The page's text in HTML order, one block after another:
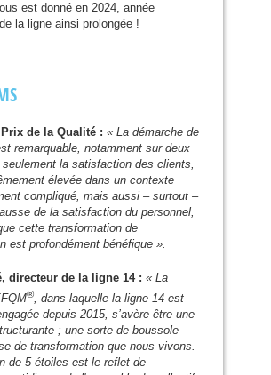
est donné en 2024, année
la ligne ainsi prolongée !
de la Qualité : « La démarche de
remarquable, notamment sur deux
la satisfaction des clients,
élevée dans un contexte
compliqué, mais aussi – surtout –
de la satisfaction du personnel,
cette transformation de
est profondément bénéfique ».
directeur de la ligne 14 : « La
®, dans laquelle la ligne 14 est
depuis 2015, s’avère être une
; une sorte de boussole
de transformation que nous vivons.
de 5 étoiles est le reflet de